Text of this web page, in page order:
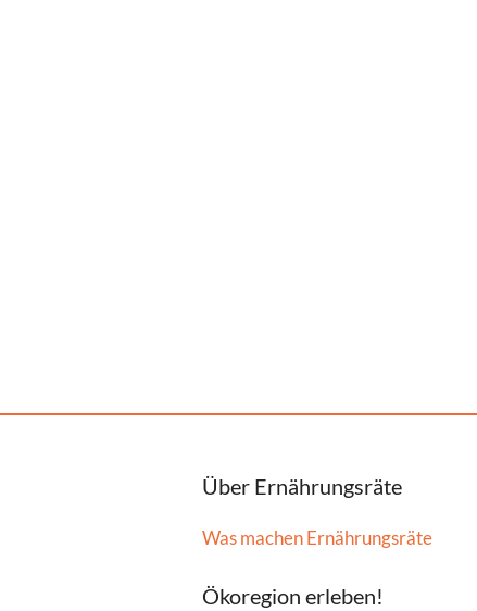
Über Ernährungsräte
Was machen Ernährungsräte
Ökoregion erleben!